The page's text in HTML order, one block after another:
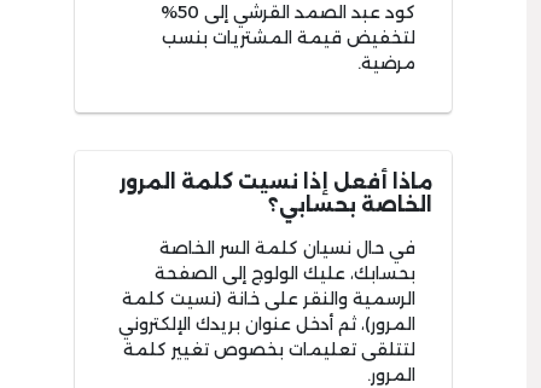
كود عبد الصمد القرشي إلى 50%
لتخفيض قيمة المشتريات بنسب
مرضية.
ماذا أفعل إذا نسيت كلمة المرور
الخاصة بحسابي؟
في حال نسيان كلمة السر الخاصة
بحسابك، عليك الولوج إلى الصفحة
الرسمية والنقر على خانة (نسيت كلمة
المرور)، ثم أدخل عنوان بريدك الإلكتروني
لتتلقى تعليمات بخصوص تغيير كلمة
المرور.